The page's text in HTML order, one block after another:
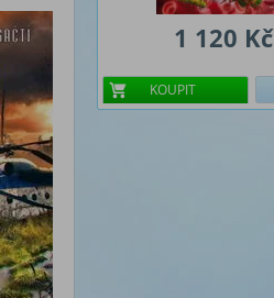
1 120 Kč
KOUPIT